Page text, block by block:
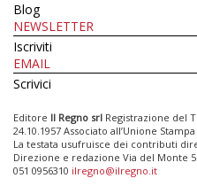
Blog
NEWSLETTER
Iscriviti
EMAIL
Scrivici
Editore Il Regno srl Registrazione del
24.10.1957 Associato all’Unione
La testata usufruisce dei contributi
Direzione e redazione Via del Monte 5
051 0956310 ilregno@ilregno.it